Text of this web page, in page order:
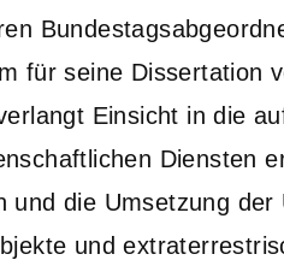
für seine Dissertation
Einsicht in die
Diensten
und die Umsetzung
und